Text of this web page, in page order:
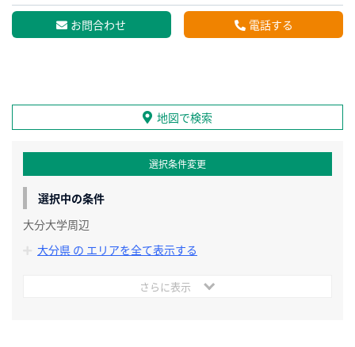
お問合わせ 電話する
地図で検索
選択条件変更
選択中の条件
大分大学周辺
大分県 の エリアを全て表示する
さらに表示